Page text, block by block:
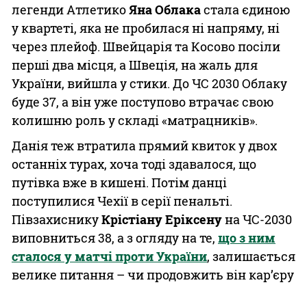
легенди АтлетикоЯна Облакастала єдиною
у квартеті, яка не пробилася ні напряму, ні
через плейоф. Швейцарія та Косово посіли
перші два місця, а Швеція, на жаль для
України, вийшла у стики. До ЧС 2030 Облаку
буде 37, а він уже поступово втрачає свою
колишню роль у складі «матрацників».
Данія теж втратила прямий квиток у двох
останніх турах, хоча тоді здавалося, що
путівка вже в кишені. Потім данці
поступилися Чехії в серії пенальті.
ПівзахисникуКрістіану Еріксенуна ЧС-2030
виповниться 38, а з огляду на те, що з ним
сталося у матчі проти України, залишається
велике питання – чи продовжить він кар’єру